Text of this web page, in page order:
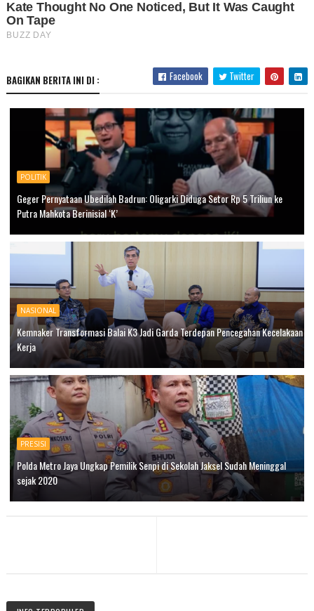
BAGIKAN BERITA INI DI : Facebook Twitter
POLITIK
Geger Pernyataan Ubedilah Badrun: Oligarki Diduga Setor Rp 5 Triliun ke
Putra Mahkota Berinisial ‘K’
NASIONAL
Kemnaker Transformasi Balai K3 Jadi Garda Terdepan Pencegahan Kecelakaan
Kerja
PRESISI
Polda Metro Jaya Ungkap Pemilik Senpi di Sekolah Jaksel Sudah Meninggal
sejak 2020